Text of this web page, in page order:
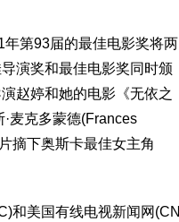
第93届的最佳电影奖将两
演奖和最佳电影奖同时颁
赵婷和她的电影《无依之
麦克多蒙德(Frances
摘下奥斯卡最佳女主角
美国有线电视新闻网(CN